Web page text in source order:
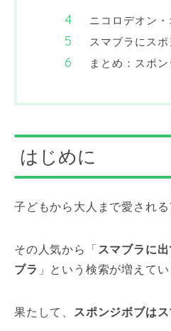
ニコロデオン
スマブラにス
まとめ：スポ
はじめに
子どもから大人まで愛され
その人気から「 スマブラに出
ブラ 」という検索が増えてい
果たして、 スポンジボブは